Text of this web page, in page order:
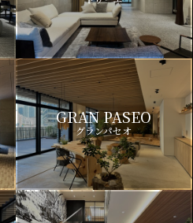
GRAN PASEO
グランパセオ